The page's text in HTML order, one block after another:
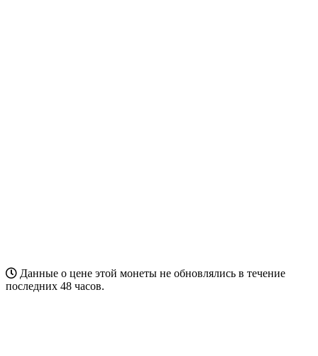
Данные о цене этой монеты не обновлялись в течение
последних 48 часов.